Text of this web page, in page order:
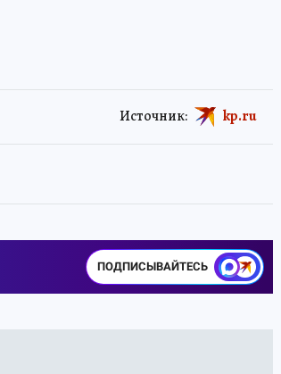
Источник: kp.ru
ПОДПИСЫВАЙТЕСЬ